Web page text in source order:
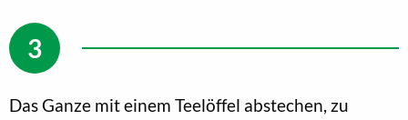
Das Ganze mit einem Teelöffel abstechen, zu